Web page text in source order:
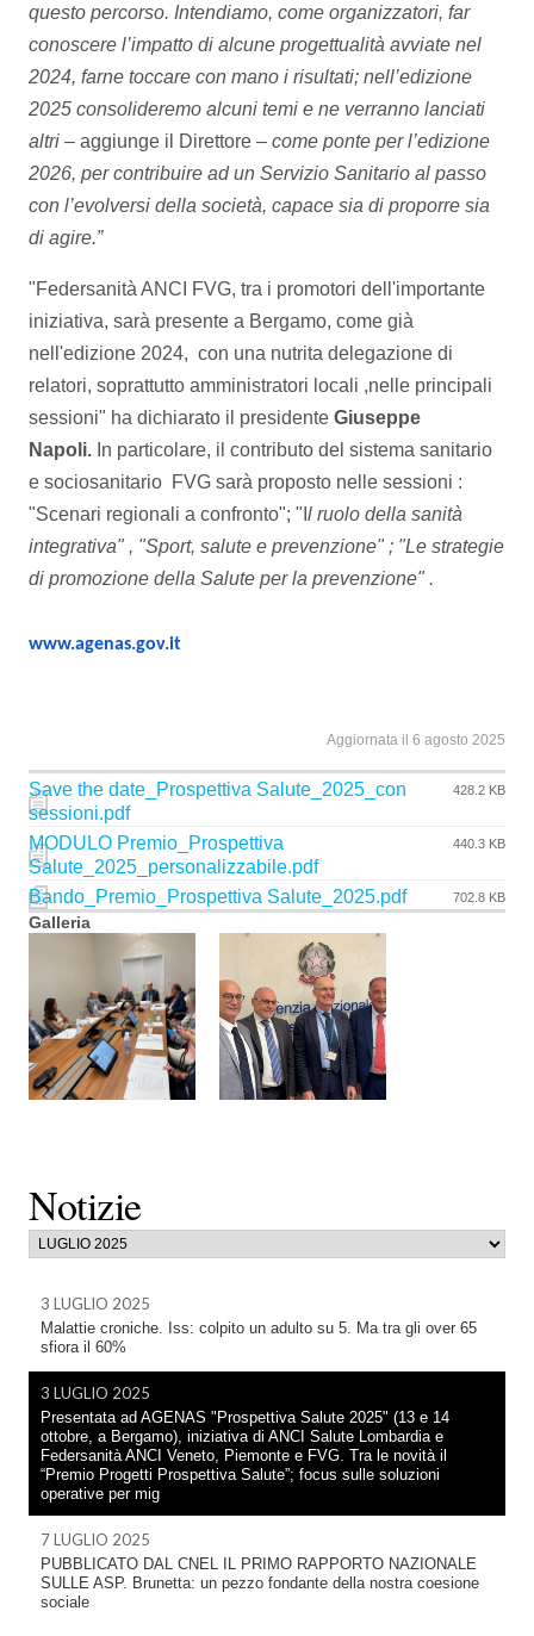
Notizie
3 LUGLIO 2025
Malattie croniche. Iss: colpito un adulto su 5. Ma tra gli over 65
sfiora il 60%
3 LUGLIO 2025
Presentata ad AGENAS "Prospettiva Salute 2025" (13 e 14
ottobre, a Bergamo), iniziativa di ANCI Salute Lombardia e
Federsanità ANCI Veneto, Piemonte e FVG. Tra le novità il
“Premio Progetti Prospettiva Salute”; focus sulle soluzioni
operative per mig
7 LUGLIO 2025
PUBBLICATO DAL CNEL IL PRIMO RAPPORTO NAZIONALE
SULLE ASP. Brunetta: un pezzo fondante della nostra coesione
sociale
questo percorso. Intendiamo, come organizzatori, far
conoscere l’impatto di alcune progettualità avviate nel
2024, farne toccare con mano i risultati; nell’edizione
2025 consolideremo alcuni temi e ne verranno lanciati
altri – aggiunge il Direttore – come ponte per l’edizione
2026, per contribuire ad un Servizio Sanitario al passo
con l’evolversi della società, capace sia di proporre sia
di agire.”
"Federsanità ANCI FVG, tra i promotori dell'importante
iniziativa, sarà presente a Bergamo, come già
nell'edizione 2024, con una nutrita delegazione di
relatori, soprattutto amministratori locali ,nelle principali
sessioni" ha dichiarato il presidente Giuseppe
Napoli. In particolare, il contributo del sistema sanitario
e sociosanitario FVG sarà proposto nelle sessioni :
"Scenari regionali a confronto"; "I l ruolo della sanità
integrativa" , "Sport, salute e prevenzione" ; "Le strategie
di promozione della Salute per la prevenzione" .
www.agenas.gov.it
Aggiornata il 6 agosto 2025
Save the date_Prospettiva Salute_2025_con
sessioni.pdf
428.2 KB
MODULO Premio_Prospettiva
Salute_2025_personalizzabile.pdf
440.3 KB
Bando_Premio_Prospettiva Salute_2025.pdf 702.8 KB
Galleria